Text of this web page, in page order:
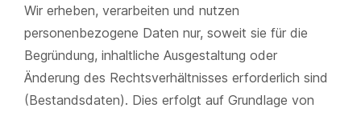
Wir erheben, verarbeiten und nutzen
personenbezogene Daten nur, soweit sie für die
Begründung, inhaltliche Ausgestaltung oder
Änderung des Rechtsverhältnisses erforderlich sind
(Bestandsdaten). Dies erfolgt auf Grundlage von